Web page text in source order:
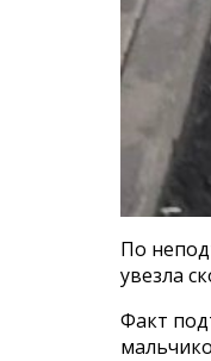
По
увезла
Факт